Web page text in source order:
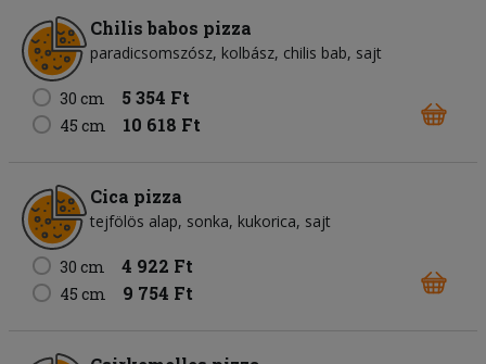
Chilis babos pizza
paradicsomszósz kolbász chilis bab sajt
30 cm 5 354 Ft
45 cm 10 618 Ft
Cica pizza
tejfölös alap sonka kukorica sajt
30 cm 4 922 Ft
45 cm 9 754 Ft